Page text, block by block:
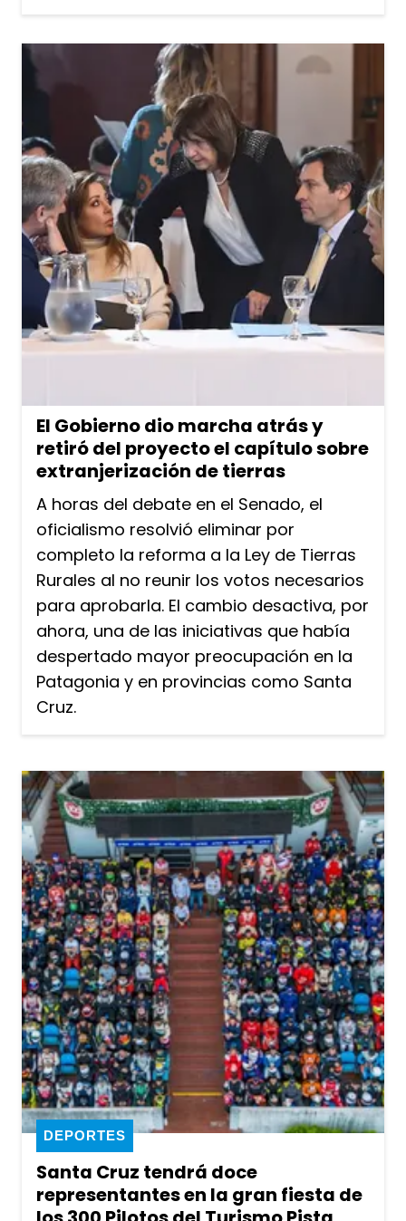
El Gobierno dio marcha atrás y
retiró del proyecto el capítulo sobre
extranjerización de tierras
A horas del debate en el Senado, el
oficialismo resolvió eliminar por
completo la reforma a la Ley de Tierras
Rurales al no reunir los votos necesarios
para aprobarla. El cambio desactiva, por
ahora, una de las iniciativas que había
despertado mayor preocupación en la
Patagonia y en provincias como Santa
Cruz.
Santa Cruz tendrá doce
representantes en la gran fiesta de
DEPORTES